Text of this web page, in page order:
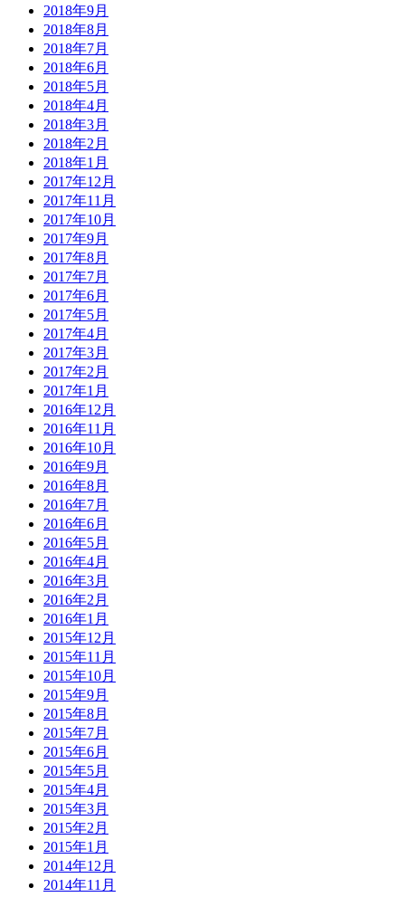
2018年9月
2018年8月
2018年7月
2018年6月
2018年5月
2018年4月
2018年3月
2018年2月
2018年1月
2017年12月
2017年11月
2017年10月
2017年9月
2017年8月
2017年7月
2017年6月
2017年5月
2017年4月
2017年3月
2017年2月
2017年1月
2016年12月
2016年11月
2016年10月
2016年9月
2016年8月
2016年7月
2016年6月
2016年5月
2016年4月
2016年3月
2016年2月
2016年1月
2015年12月
2015年11月
2015年10月
2015年9月
2015年8月
2015年7月
2015年6月
2015年5月
2015年4月
2015年3月
2015年2月
2015年1月
2014年12月
2014年11月